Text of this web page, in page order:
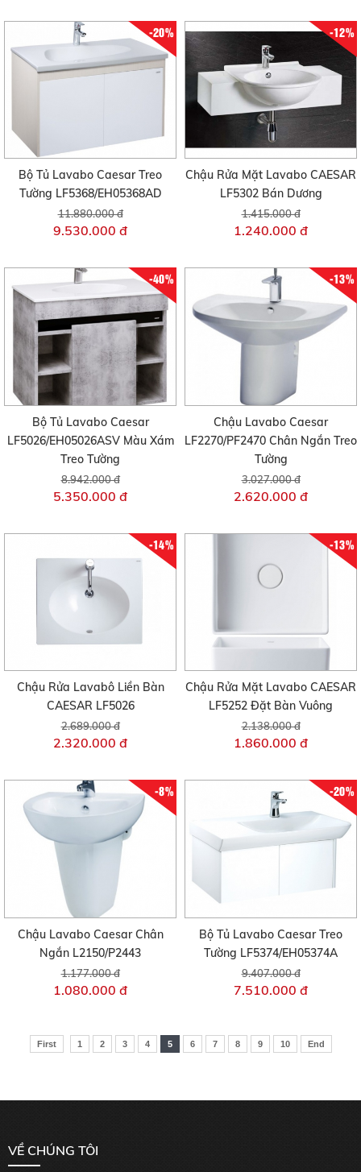
-20%
Bộ Tủ Lavabo Caesar Treo
Tường LF5368/EH05368AD
11.880.000 đ
9.530.000 đ
-12%
Chậu Rửa Mặt Lavabo CAESAR
LF5302 Bán Dương
1.415.000 đ
1.240.000 đ
-40%
Bộ Tủ Lavabo Caesar
LF5026/EH05026ASV Màu Xám
Treo Tường
8.942.000 đ
5.350.000 đ
-13%
Chậu Lavabo Caesar
LF2270/PF2470 Chân Ngắn Treo
Tường
3.027.000 đ
2.620.000 đ
-14%
Chậu Rửa Lavabô Liền Bàn
CAESAR LF5026
2.689.000 đ
2.320.000 đ
-13%
Chậu Rửa Mặt Lavabo CAESAR
LF5252 Đặt Bàn Vuông
2.138.000 đ
1.860.000 đ
-8%
Chậu Lavabo Caesar Chân
Ngắn L2150/P2443
1.177.000 đ
1.080.000 đ
-20%
Bộ Tủ Lavabo Caesar Treo
Tường LF5374/EH05374A
9.407.000 đ
7.510.000 đ
First 1 2 3 4 5 6 7 8 9 10 End
VỀ CHÚNG TÔI